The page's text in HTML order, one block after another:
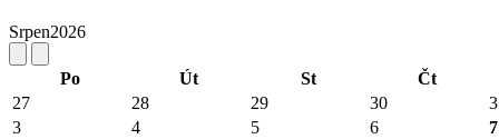
Srpen2026
Po Út St
Čt
27
28 29 30
3
4 5 6 7